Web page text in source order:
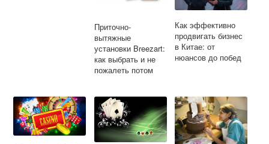
Приточно-
вытяжные
установки Breezart:
как выбрать и не
пожалеть потом
Как эффективно
продвигать бизнес
в Китае: от
нюансов до побед